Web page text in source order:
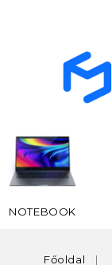
NOTEBOOK
Főoldal